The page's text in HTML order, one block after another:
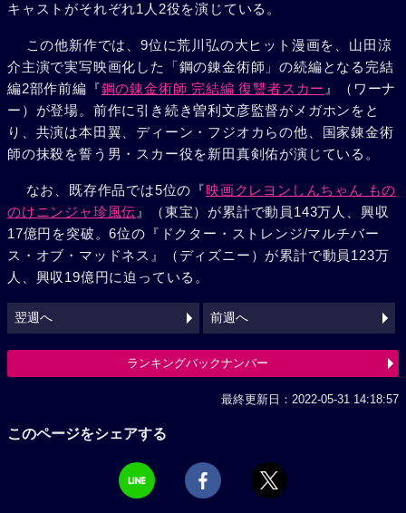
キャストがそれぞれ1人2役を演じている。
この他新作では、9位に荒川弘の大ヒット漫画を、山田涼
介主演で実写映画化した「鋼の錬金術師」の続編となる完結
編2部作前編『鋼の錬金術師 完結編 復讐者スカー 』（ワーナ
ー）が登場。前作に引き続き曽利文彦監督がメガホンをと
り、共演は本田翼、ディーン・フジオカらの他、国家錬金術
師の抹殺を誓う男・スカー役を新田真剣佑が演じている。
なお、既存作品では5位の『映画クレヨンしんちゃん もの
のけニンジャ珍風伝 』（東宝）が累計で動員143万人、興収
17億円を突破。6位の『ドクター・ストレンジ/マルチバー
ス・オブ・マッドネス』（ディズニー）が累計で動員123万
人、興収19億円に迫っている。
翌週へ 前週へ
ランキングバックナンバー
最終更新日：2022-05-31 14:18:57
このページをシェアする